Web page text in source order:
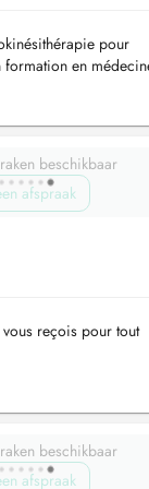
pour
en
beschikbaar
afspraak
reçois pour tout
beschikbaar
afspraak